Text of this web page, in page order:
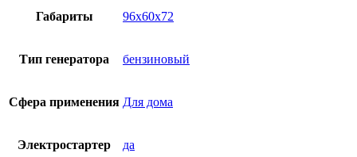
Габариты 96x60x72
Тип генератора бензиновый
Сфера применения Для дома
Электростартер да